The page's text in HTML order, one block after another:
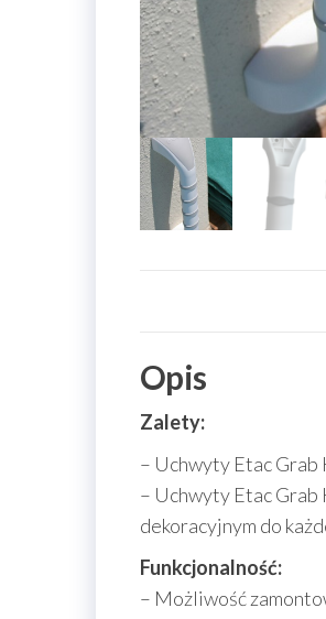
Opis
Zalety:
– Uchwyty Etac Grab
– Uchwyty Etac Grab
dekoracyjnym do
Funkcjonalność:
– Możliwość